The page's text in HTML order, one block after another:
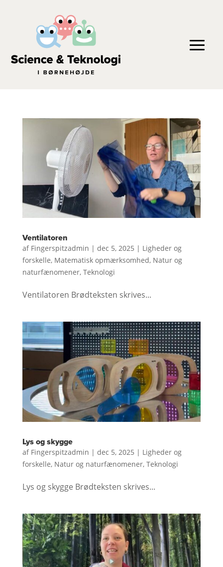
Ventilatoren
af Fingerspitzadmin | dec 5, 2025 | Ligheder og
forskelle, Matematisk opmærksomhed, Natur og
naturfænomener, Teknologi
Ventilatoren Brødteksten skrives...
Lys og skygge
af Fingerspitzadmin | dec 5, 2025 | Ligheder og
forskelle, Natur og naturfænomener, Teknologi
Lys og skygge Brødteksten skrives...